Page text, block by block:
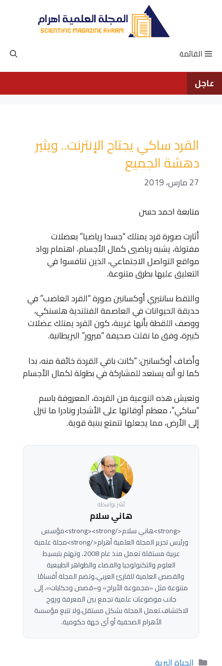
القائمة
عاجل
القرد ساكي يجتاح الإنترنت.. ويثير
دهشة الجميع
27 مارس، 2019
متابعة احمد حسن
أثارت صورة قرد يمتلك “جسدا رياضيا” بعضلات
مفتولة، يشبه رياضيي كمال الأجسام، اهتمام رواد
مواقع التواصل الاجتماعي، الذين تنافسوا في
التعليق عليها بطرق متنوعة.
والتقط سانتيري أوكسانين صورة “القرد الغاضب” في
حديقة الحيوانات في العاصمة الفنلندية هلسنكي،
ووصف اللقطة بأنها غريبة، كون القرد يمتلك عضلات
كبيرة، وفق ما نقلت صحيفة “ميرور” البريطانية.
وأضاف أوكسانين: “كانت باقي القردة خائفة منه، بدا
كما لو أنه يستعد للمشاركة في بطولة لكمال الأجسام
وتعيش هذه النوعية من القردة، المعروفة باسم
“ساكي”، معظم أوقاتها على الأشجار ونادرا ما تنزل
إلى الأرض، مما يجعلها تتمتع ببنية قوية.
نُشر بواسطة
هاني سلام
<strong>هاني سلام</strong><strong>مؤسس
ورئيس تحرير المجلة العلمية أهرام</strong>مجلة علمية
عربية مستقلة تعمل منذ عام 2008، وتهتم بتبسيط
العلوم والتكنولوجيا والفضاء والظواهر الطبيعية
والقصص العلمية للقارئ العربي.وتضم المجلة أقسامًا
متنوعة مثل «مجموعة الأبراج» و«قصص وحكايات»، إلى
جانب موضوعات علمية تجمع بين المعرفة وروح
الاكتشاف.تعمل المجلة بشكل مستقل،ولا تتبع مؤسسة
الأهرام الصحفية أو أي جهة حكومية.
التصنيفات
الحياة البرية